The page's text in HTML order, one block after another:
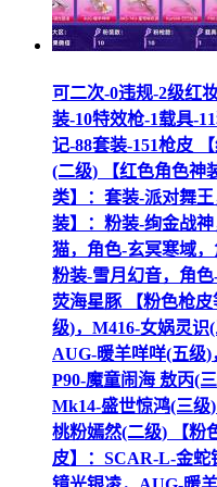
可二次-0违规-2级红
装-10特效枪-1载具-
记-88套装-151枪皮
(二级) 【红色角色神
类】：套装-派对舞
装】：粉装-绚金战
猫，角色-玄冥寒域，
粉装-雪月幻音，角
荧海星豚 【粉色枪
级)，M416-女娲灵识
AUG-暖羊咩咩(五级)
P90-魔童闹海 敖丙(
Mk14-盛世惊鸿(三级
桃粉嫣然(二级) 【粉
皮】：SCAR-L-金蛇